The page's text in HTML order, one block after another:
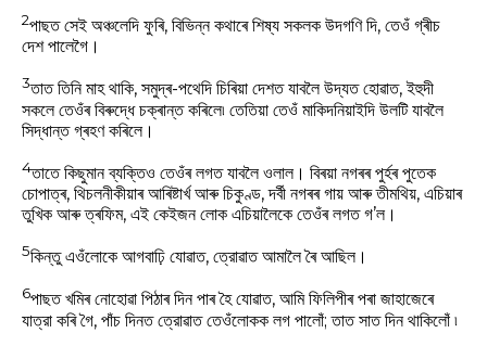
2পাছত সেই অঞ্চলেদি ফুৰি, বিভিন্ন কথাৰে শিষ্য সকলক উদগণি দি, তেওঁ গ্ৰীচ
দেশ পালেগৈ।
3তাত তিনি মাহ থাকি, সমুদ্ৰ-পথেদি চিৰিয়া দেশত যাবলৈ উদ্যত হোৱাত, ইহুদী
সকলে তেওঁৰ বিৰুদ্ধে চক্ৰান্ত কৰিলে৷ তেতিয়া তেওঁ মাকিদনিয়াইদি উলটি যাবলৈ
সিদ্ধান্ত গ্ৰহণ কৰিলে।
4তাতে কিছুমান ব্যক্তিও তেওঁৰ লগত যাবলৈ ওলাল। বিৰয়া নগৰৰ পুৰ্হৰ পুতেক
চোপাত্ৰ, থিচলনীকীয়াৰ আৰিষ্টাৰ্খ আৰু চিকুণ্ড, দৰ্বী নগৰৰ গায় আৰু তীমথিয়, এচিয়াৰ
তুখিক আৰু ত্ৰফিম, এই কেইজন লোক এচিয়ালৈকে তেওঁৰ লগত গ’ল।
5কিন্তু এওঁলোকে আগবাঢ়ি যোৱাত, ত্রোৱাত আমালৈ ৰৈ আছিল।
6পাছত খমিৰ নোহোৱা পিঠাৰ দিন পাৰ হৈ যোৱাত, আমি ফিলিপীৰ পৰা জাহাজেৰে
যাত্রা কৰি গৈ, পাঁচ দিনত ত্রোৱাত তেওঁলোকক লগ পালোঁ; তাত সাত দিন থাকিলোঁ ৷